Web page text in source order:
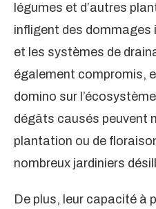
légumes et d’autres
infligent des dommages
et les systèmes de
également compromis,
domino sur
dégâts causés peuvent
plantation ou de
nombreux jardiniers
De plus, leur capacité à